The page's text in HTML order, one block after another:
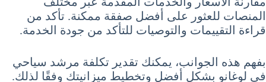
المنصات للعثور على أفضل صفقة ممكنة. تأكد من
قراءة التقييمات والتوصيات للتأكد من جودة الخدمة.
بفهم هذه الجوانب، يمكنك تقدير تكلفة مرشد سياحي
في لوغانو بشكل أفضل وتخطيط ميزانيتك وفقًا لذلك.